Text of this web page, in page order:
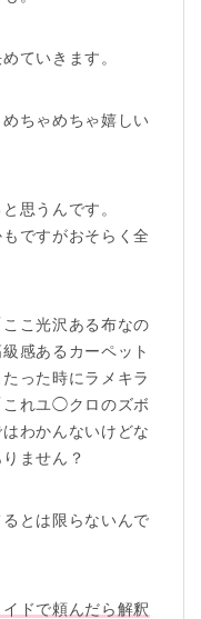
ていきます。
ちゃめちゃ嬉しい
思うんです。
ですがおそらく全
こ光沢ある布なの
感あるカーペット
った時にラメキラ
これユ◯クロのズボ
わかんないけどな
ません？
とは限らないんで
ドで頼んだら解釈